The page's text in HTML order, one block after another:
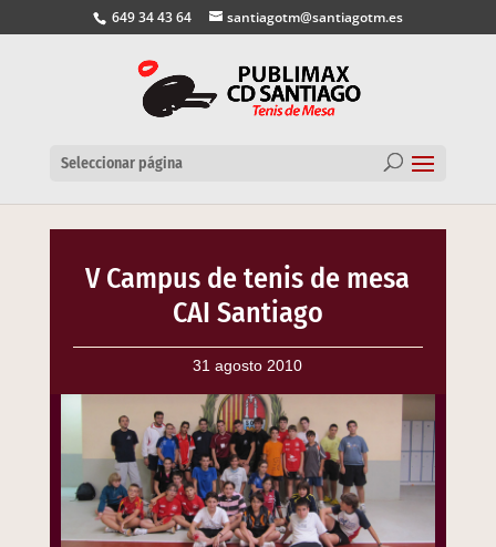
649 34 43 64 santiagotm@santiagotm.es
Seleccionar página
V Campus de tenis de mesa
CAI Santiago
31 agosto 2010